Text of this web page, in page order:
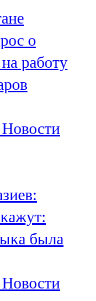
о
работу
Новости
была
Новости